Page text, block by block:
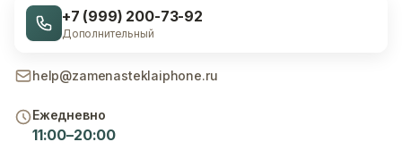
+7 (999) 200-73-92
Дополнительный
help@zamenasteklaiphone.ru
Ежедневно
11:00–20:00